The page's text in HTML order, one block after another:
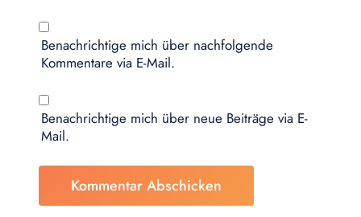
Benachrichtige mich über nachfolgende
Kommentare via E-Mail.
Benachrichtige mich über neue Beiträge via E-
Mail.